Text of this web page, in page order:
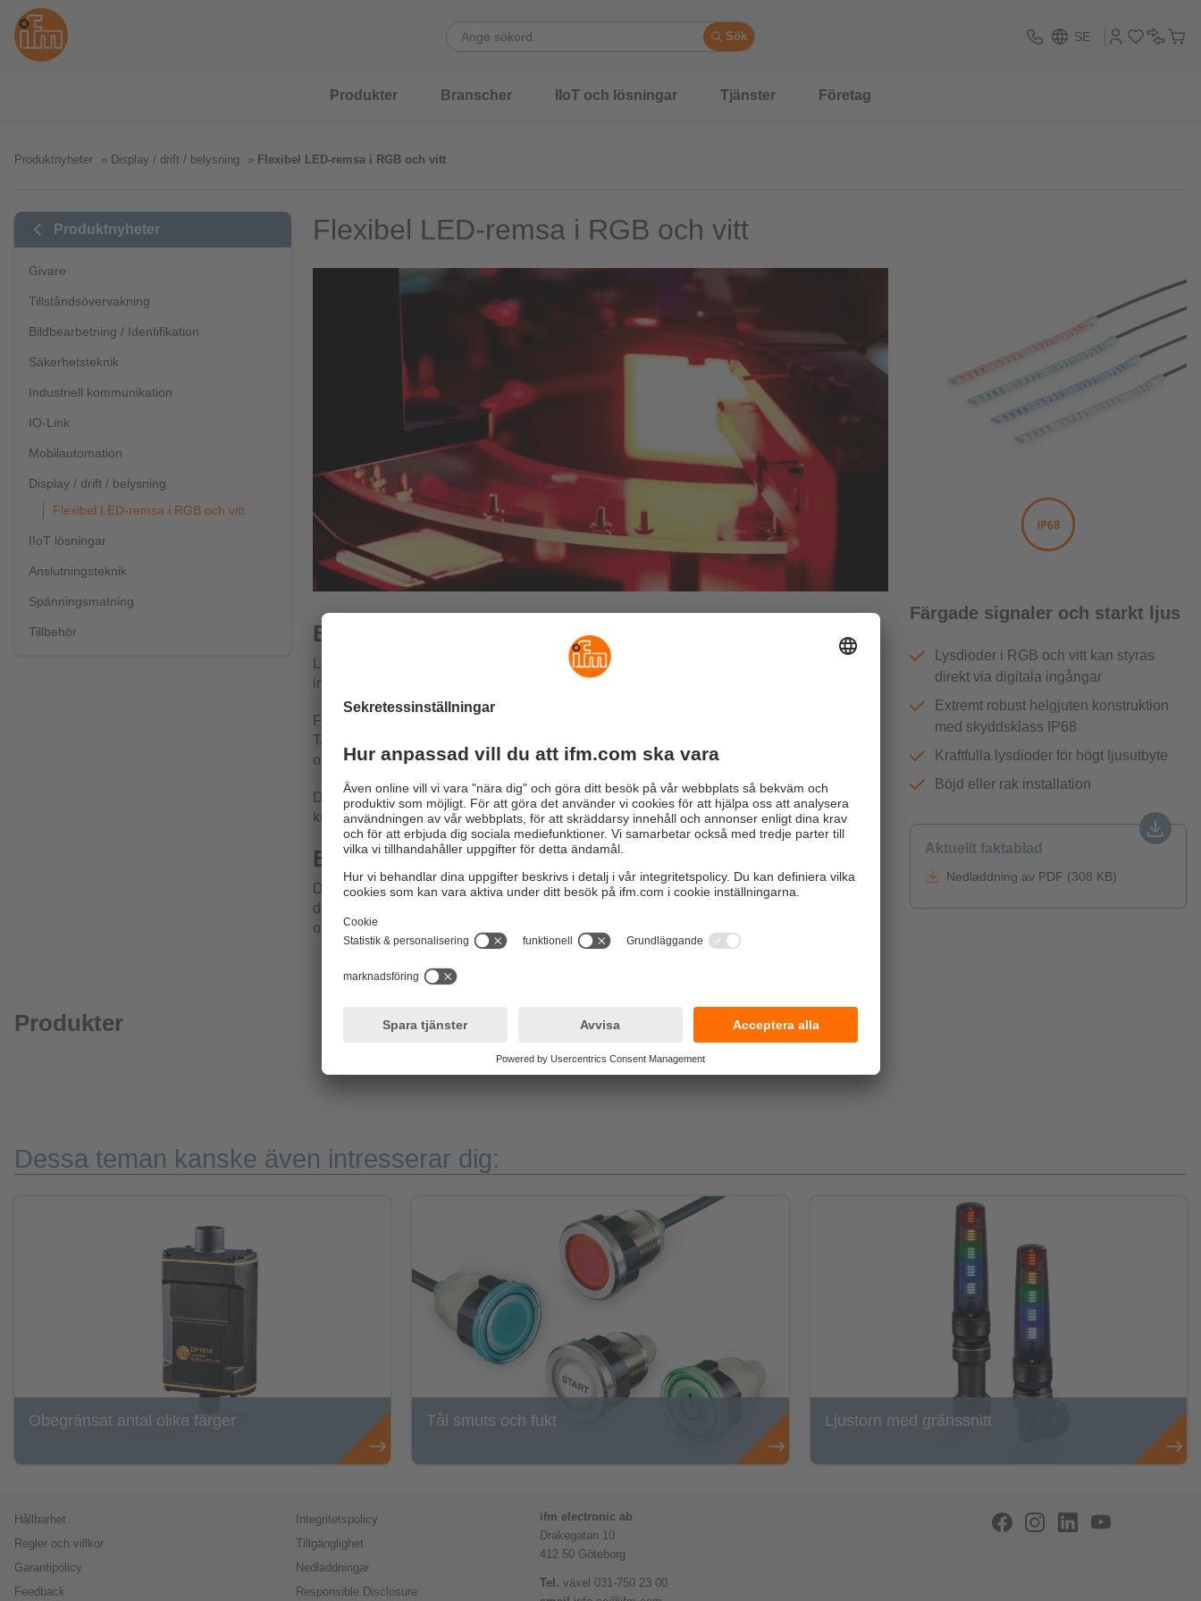
Sök SE
Produkter Branscher IIoT och lösningar Tjänster Företag
Produktnyheter Display / drift / belysning Flexibel LED-remsa i RGB och vitt
Produktnyheter
Givare
Tillståndsövervakning
Bildbearbetning / Identifikation
Säkerhetsteknik
Industriell kommunikation
IO-Link
Mobilautomation
Display / drift / belysning
Flexibel LED-remsa i RGB och vitt
IIoT lösningar
Anslutningsteknik
Spänningsmatning
Tillbehör
Flexibel LED-remsa i RGB och vitt
Belysning och signalering allt-i-ett
LED-remsor fungerar inte bara som belysning, till exempel vid montering. De kan också
indikera maskinens status med hjälp av olika ljusfärger.
Flexibla användningsområden och olika längder gör LED-remsorna mycket mångsidiga.
Tack vare att aluminiumprofiler kan användas som tillval kan de fästas snabbt och säkert,
och de lyser upp även undanskymda hörn utan att kasta skuggor.
Den robusta konstruktionen med skyddsklass IP68 gör att de kan användas i olika
krävande miljöer.
Brett utbud av färgalternativ
De kraftfulla lysdioderna i LED-remsorna finns i RGB och vitt. Aktivering sker via fyra
digitala ingångar som kan användas för att producera färgerna rött, gult, grönt, blått, cyan
och lila samt rent vitt ljus. Alla färgnyanser är möjliga tack vare PWM-styrningen.
Färgade signaler och starkt ljus
Lysdioder i RGB och vitt kan styras
direkt via digitala ingångar
Extremt robust helgjuten konstruktion
med skyddsklass IP68
Kraftfulla lysdioder för högt ljusutbyte
Böjd eller rak installation
Aktuellt faktablad
Nedladdning av PDF (308 KB)
Produkter
Dessa teman kanske även intresserar dig:
Obegränsat antal olika färger Tål smuts och fukt Ljustorn med gränssnitt
Hållbarhet
Regler och villkor
Garantipolicy
Feedback
Integritetspolicy
Tillgänglighet
Nedladdningar
Responsible Disclosure
ifm electronic ab
Drakegatan 10
412 50 Göteborg
Tel. växel 031-750 23 00